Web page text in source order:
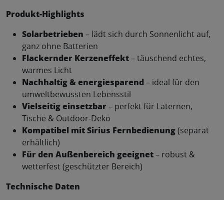
Produkt-Highlights
Solarbetrieben – lädt sich durch Sonnenlicht auf,
ganz ohne Batterien
Flackernder Kerzeneffekt– täuschend echtes,
warmes Licht
Nachhaltig & energiesparend– ideal für den
umweltbewussten Lebensstil
Vielseitig einsetzbar– perfekt für Laternen,
Tische & Outdoor-Deko
Kompatibel mit Sirius Fernbedienung(separat
erhältlich)
Für den Außenbereich geeignet– robust &
wetterfest (geschützter Bereich)
Technische Daten